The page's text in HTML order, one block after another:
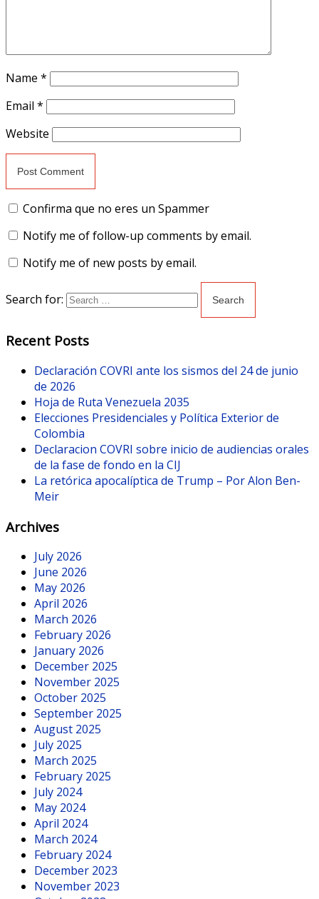
Name *
Email *
Website
Confirma que no eres un Spammer
Notify me of follow-up comments by email.
Notify me of new posts by email.
Search for:
Recent Posts
Declaración COVRI ante los sismos del 24 de junio
de 2026
Hoja de Ruta Venezuela 2035
Elecciones Presidenciales y Política Exterior de
Colombia
Declaracion COVRI sobre inicio de audiencias orales
de la fase de fondo en la CIJ
La retórica apocalíptica de Trump – Por Alon Ben-
Meir
Archives
July 2026
June 2026
May 2026
April 2026
March 2026
February 2026
January 2026
December 2025
November 2025
October 2025
September 2025
August 2025
July 2025
March 2025
February 2025
July 2024
May 2024
April 2024
March 2024
February 2024
December 2023
November 2023